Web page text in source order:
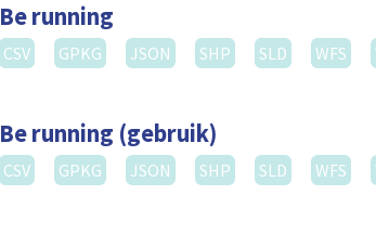
Be running
CSV GPKG JSON SHP SLD WFS
Be running (gebruik)
CSV GPKG JSON SHP SLD WFS